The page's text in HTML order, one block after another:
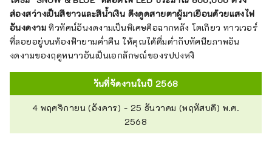
ส่องสว่างเป็นสีขาวและสีน้ำเงิน ดึงดูดสายตาผู้มาเยือนด้วยแสงไฟ
อันงดงามทิวทัศน์อันงดงามเป็นพิเศษคือฉากหลัง โตเกียว ทาวเวอร์
ที่ลอยอยู่บนท้องฟ้ายามค่ำคืน ให้คุณได้ดื่มด่ำกับทัศนียภาพอัน
งดงามของฤดูหนาวอันเป็นเอกลักษณ์ของรปปงหงิ
วันที่จัดงานในปี 2568
4 พฤศจิกายน (อังคาร) - 25 ธันวาคม (พฤหัสบดี) พ.ศ.
2568